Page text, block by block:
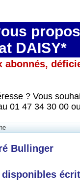
DAISY*
abonnés,
? Vous
01 47 34 30 00
Bullinger
disponibles